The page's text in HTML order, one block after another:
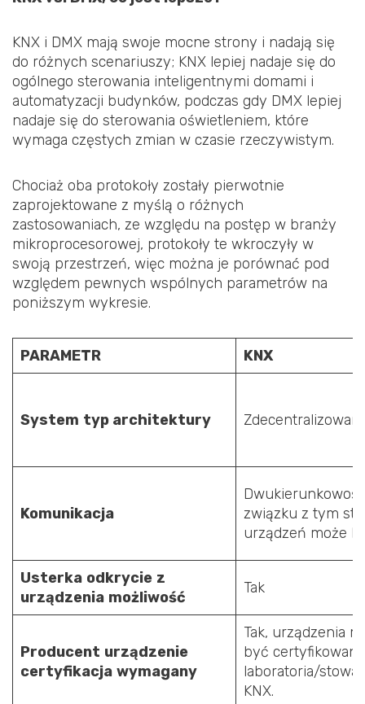
KNX i DMX mają swoje mocne strony i nadają się
do różnych scenariuszy; KNX lepiej nadaje się do
ogólnego sterowania inteligentnymi domami i
automatyzacji budynków, podczas gdy DMX lepiej
nadaje się do sterowania oświetleniem, które
wymaga częstych zmian w czasie rzeczywistym.
Chociaż oba protokoły zostały pierwotnie
zaprojektowane z myślą o różnych
zastosowaniach, ze względu na postęp w branży
mikroprocesorowej, protokoły te wkroczyły w
swoją przestrzeń, więc można je porównać pod
względem pewnych wspólnych parametrów na
poniższym wykresie.
PARAMETR KNX
System typ architektury
Komunikacja
związku z tym
urządzeń może
Usterka odkrycie z
urządzenia możliwość
Tak
Producent urządzenie
certyfikacja wymagany
Tak, urządzenia
być
laboratoria/
KNX.